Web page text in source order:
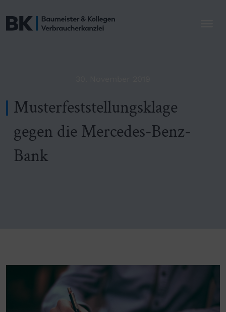
Musterfeststellungsklage
gegen die Mercedes-Benz-
Bank